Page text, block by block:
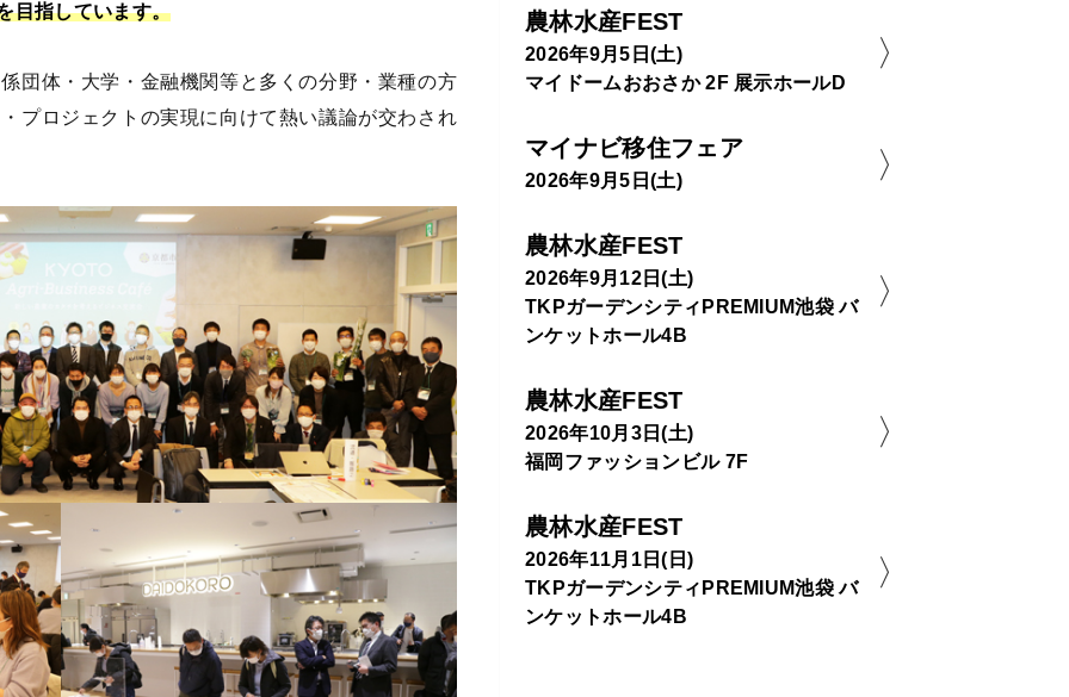
目指しています。
団体・大学・金融機関等と多くの分野・業種の方
プロジェクトの実現に向けて熱い議論が交わされ
農林水産FEST
2026年9月5日(土)
マイドームおおさか 2F 展示ホールD
マイナビ移住フェア
2026年9月5日(土)
農林水産FEST
2026年9月12日(土)
TKPガーデンシティPREMIUM池袋 バ
ンケットホール4B
農林水産FEST
2026年10月3日(土)
福岡ファッションビル 7F
農林水産FEST
2026年11月1日(日)
TKPガーデンシティPREMIUM池袋 バ
ンケットホール4B